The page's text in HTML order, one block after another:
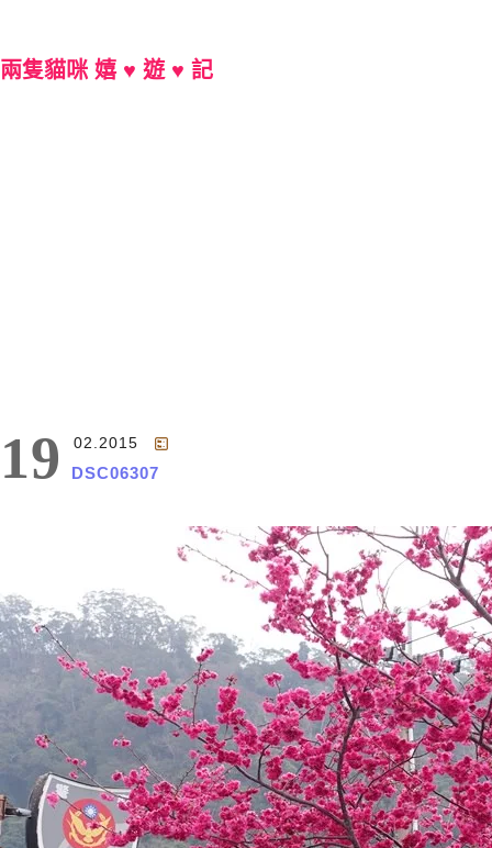
兩隻貓咪 嬉 ♥ 遊 ♥ 記
19 02.2015
DSC06307